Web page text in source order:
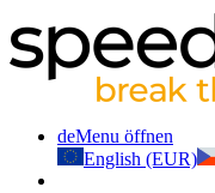
deMenu öffnen
English (EUR)